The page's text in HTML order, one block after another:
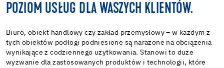
POZIOM USŁUG DLA WASZYCH KLIENTÓW.
Biuro, obiekt handlowy czy zakład przemysłowy – w każdym z
tych obiektów podłogi podniesione są narażone na obciążenia
wynikające z codziennego użytkowania. Stanowi to duże
wyzwanie dla zastosowanych produktów i technologii, które